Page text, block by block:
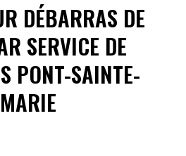
DÉBARRAS DE
SERVICE DE
PONT-SAINTE-
MARIE